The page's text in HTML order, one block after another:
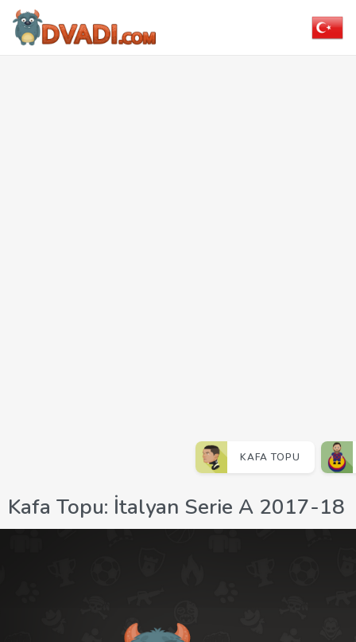
KAFA TOPU
Kafa Topu: İtalyan Serie A 2017-18